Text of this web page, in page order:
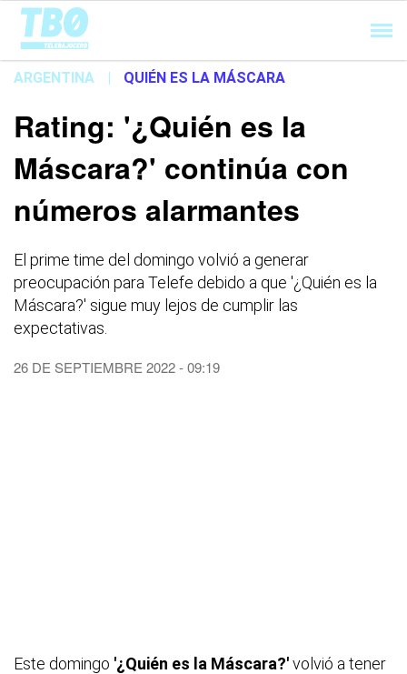
Cargando...
ARGENTINA | QUIÉN ES LA MÁSCARA
Rating: '¿Quién es la
Máscara?' continúa con
números alarmantes
El prime time del domingo volvió a generar
preocupación para Telefe debido a que '¿Quién es la
Máscara?' sigue muy lejos de cumplir las
expectativas.
26 DE SEPTIEMBRE 2022 - 09:19
Este domingo '¿Quién es la Máscara?'volvió a tener